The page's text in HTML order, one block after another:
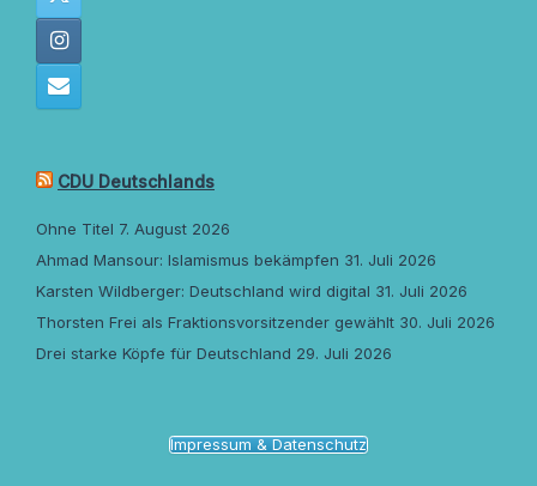
CDU Deutschlands
Ohne Titel 7. August 2026
Ahmad Mansour: Islamismus bekämpfen 31. Juli 2026
Karsten Wildberger: Deutschland wird digital 31. Juli 2026
Thorsten Frei als Fraktionsvorsitzender gewählt 30. Juli 2026
Drei starke Köpfe für Deutschland 29. Juli 2026
Impressum & Datenschutz